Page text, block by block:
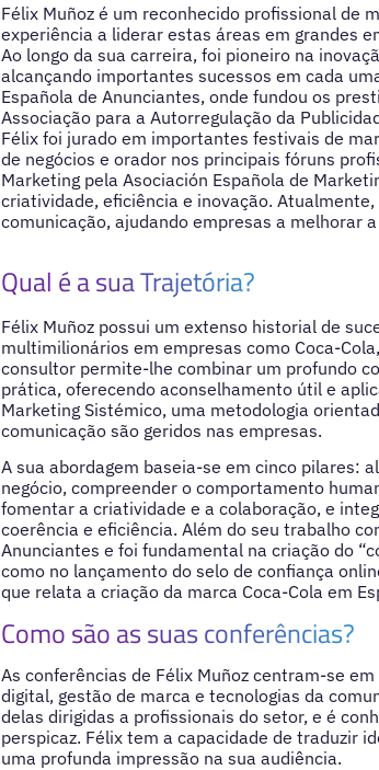
Félix Muñoz é um reconhecido profissional de
experiência a liderar estas áreas em grandes
Ao longo da sua carreira, foi pioneiro na
alcançando importantes sucessos em cada
Española de Anunciantes, onde fundou os
Associação para a Autorregulação da
Félix foi jurado em importantes festivais de
de negócios e orador nos principais fóruns
Marketing pela Asociación Española de
criatividade, eficiência e inovação.
comunicação, ajudando empresas a melhorar
Qual é a sua Trajetória?
Félix Muñoz possui um extenso historial de
multimilionários em empresas como Coca-
consultor permite-lhe combinar um profundo
prática, oferecendo aconselhamento útil e
Marketing Sistémico, uma metodologia
comunicação são geridos nas empresas.
A sua abordagem baseia-se em cinco pilares:
negócio, compreender o comportamento
fomentar a criatividade e a colaboração, e
coerência e eficiência. Além do seu trabalho
Anunciantes e foi fundamental na criação do
como no lançamento do selo de confiança
que relata a criação da marca Coca-Cola em
Como são as suas conferências?
As conferências de Félix Muñoz centram-se
digital, gestão de marca e tecnologias da
delas dirigidas a profissionais do setor, e é
perspicaz. Félix tem a capacidade de traduzir
uma profunda impressão na sua audiência.